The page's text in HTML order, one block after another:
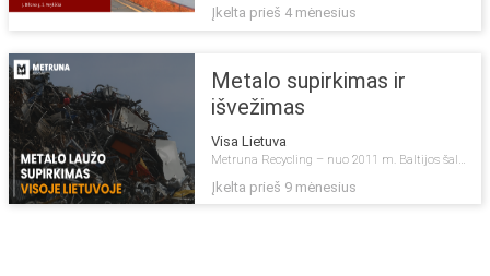
Įkelta prieš 4 mėnesius
Metalo supirkimas ir
išvežimas
Visa Lietuva
Metruna Recycling – nuo 2011 m. Baltijos šalyse lyderiaujantis metalo atliekų supirkimo tinklas. Paslaugų sąraše – juodojo ir spalvotojo me...
Įkelta prieš 9 mėnesius